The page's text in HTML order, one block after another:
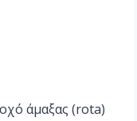
άμαξας (rota)